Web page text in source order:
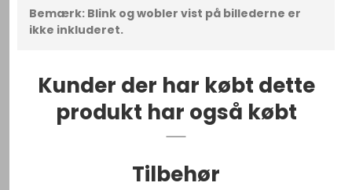
Bemærk: Blink og wobler vist på billederne er
ikke inkluderet.
Kunder der har købt dette
produkt har også købt
Tilbehør